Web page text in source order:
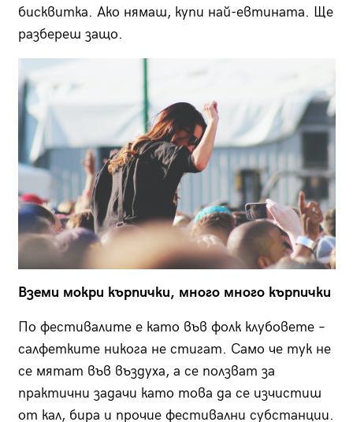
бисквитка. Ако нямаш, купи най-евтината. Ще
разбереш защо.
Вземи мокри кърпички, много много кърпички
По фестивалите е като във фолк клубовете –
салфетките никога не стигат. Само че тук не
се мятат във въздуха, а се ползват за
практични задачи като това да се изчистиш
от кал, бира и прочие фестивални субстанции.